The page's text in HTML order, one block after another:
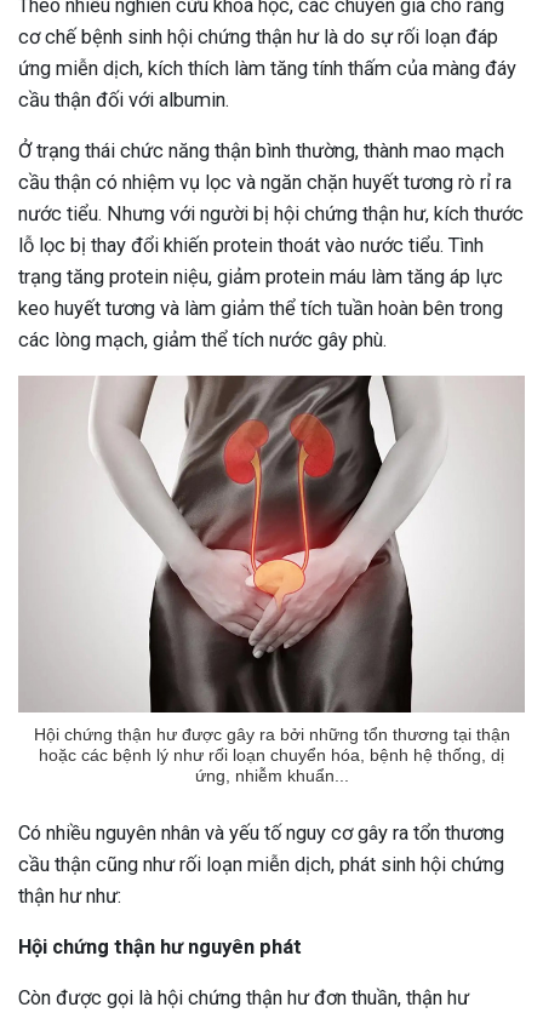
Sau Sinh Có Tự Khỏi
Thông Tin Cần Biết
phổ biến, khiến đôi bàn tay,
của chị em trở nên khô...
Theo nhiều nghiên cứu khoa học, các chuyên gia cho rằng
cơ chế bệnh sinh hội chứng thận hư là do sự rối loạn đáp
ứng miễn dịch, kích thích làm tăng tính thấm của màng đáy
cầu thận đối với albumin.
Ở trạng thái chức năng thận bình thường, thành mao mạch
cầu thận có nhiệm vụ lọc và ngăn chặn huyết tương rò rỉ ra
nước tiểu. Nhưng với người bị hội chứng thận hư, kích thước
lỗ lọc bị thay đổi khiến protein thoát vào nước tiểu. Tình
trạng tăng protein niệu, giảm protein máu làm tăng áp lực
keo huyết tương và làm giảm thể tích tuần hoàn bên trong
các lòng mạch, giảm thể tích nước gây phù.
Hội chứng thận hư được gây ra bởi những tổn thương tại thận
hoặc các bệnh lý như rối loạn chuyển hóa, bệnh hệ thống, dị
ứng, nhiễm khuẩn...
Có nhiều nguyên nhân và yếu tố nguy cơ gây ra tổn thương
cầu thận cũng như rối loạn miễn dịch, phát sinh hội chứng
thận hư như:
Hội chứng thận hư nguyên phát
Còn được gọi là hội chứng thận hư đơn thuần, thận hư